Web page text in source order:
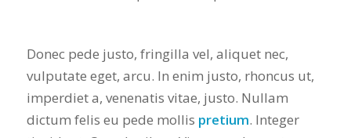
Donec pede justo, fringilla vel, aliquet nec,
vulputate eget, arcu. In enim justo, rhoncus ut,
imperdiet a, venenatis vitae, justo. Nullam
dictum felis eu pede mollis pretium. Integer